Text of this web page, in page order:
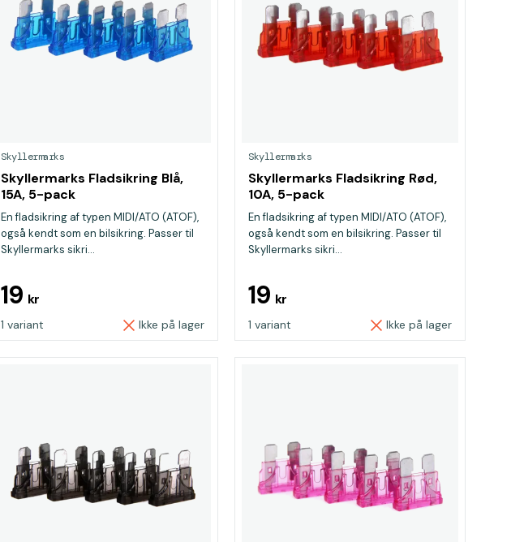
Skyllermarks
Skyllermarks Fladsikring Blå,
15A, 5-pack
En fladsikring af typen MIDI/ATO (ATOF),
også kendt som en bilsikring. Passer til
Skyllermarks sikri...
19 kr
1 variant Ikke på lager
Skyllermarks
Skyllermarks Fladsikring Rød,
10A, 5-pack
En fladsikring af typen MIDI/ATO (ATOF),
også kendt som en bilsikring. Passer til
Skyllermarks sikri...
19 kr
1 variant Ikke på lager